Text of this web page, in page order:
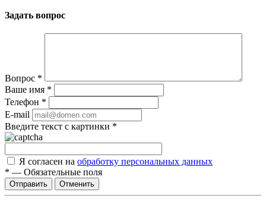
Задать вопрос
Вопрос *
Ваше имя *
Телефон *
E-mail
Введите текст с картинки *
Я согласен на обработку персональных данных
* — Обязательные поля
Отправить Отменить